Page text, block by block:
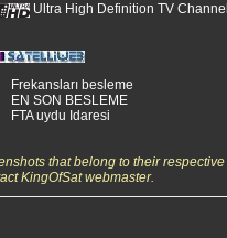
Ultra High Definition TV
Frekansları besleme
EN SON BESLEME
FTA uydu Idaresi
that belong to their
KingOfSat webmaster.